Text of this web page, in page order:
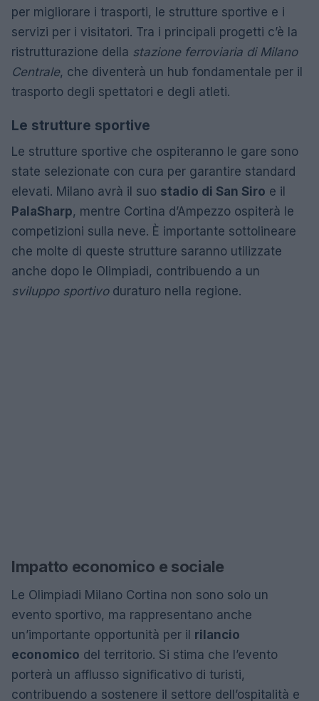
per migliorare i trasporti, le strutture sportive e i
servizi per i visitatori. Tra i principali progetti c’è la
ristrutturazione della stazione ferroviaria di Milano
Centrale, che diventerà un hub fondamentale per il
trasporto degli spettatori e degli atleti.
Le strutture sportive
Le strutture sportive che ospiteranno le gare sono
state selezionate con cura per garantire standard
elevati. Milano avrà il suo stadio di San Siro e il
PalaSharp, mentre Cortina d’Ampezzo ospiterà le
competizioni sulla neve. È importante sottolineare
che molte di queste strutture saranno utilizzate
anche dopo le Olimpiadi, contribuendo a un
sviluppo sportivoduraturo nella regione.
Impatto economico e sociale
Le Olimpiadi Milano Cortina non sono solo un
evento sportivo, ma rappresentano anche
un’importante opportunità per il rilancio
economico del territorio. Si stima che l’evento
porterà un afflusso significativo di turisti,
contribuendo a sostenere il settore dell’ospitalità e